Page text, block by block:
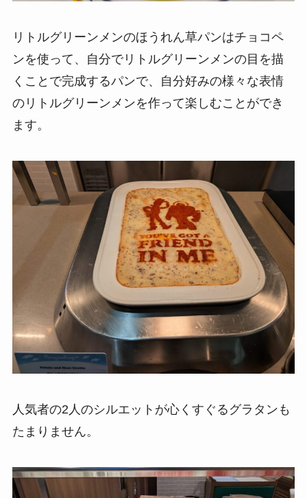
リトルグリーンメンのほうれん草パンはチョコペ
ンを使って、自分でリトルグリーンメンの目を描
くことで完成するパンで、自分好みの様々な表情
のリトルグリーンメンを作って楽しむことができ
ます。
人気者の2人のシルエットが心くすぐるグラタンも
たまりません。